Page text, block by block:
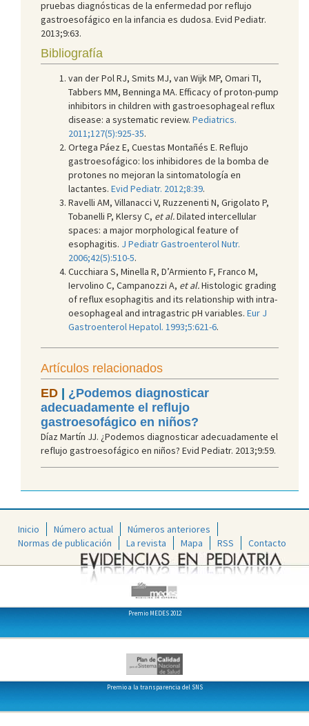
pruebas diagnósticas de la enfermedad por reflujo
gastroesofágico en la infancia es dudosa. Evid Pediatr.
2013;9:63.
Bibliografía
van der Pol RJ, Smits MJ, van Wijk MP, Omari TI,
Tabbers MM, Benninga MA. Efficacy of proton-pump
inhibitors in children with gastroesophageal reflux
disease: a systematic review. Pediatrics.
2011;127(5):925-35.
Ortega Páez E, Cuestas Montañés E. Reflujo
gastroesofágico: los inhibidores de la bomba de
protones no mejoran la sintomatología en
lactantes. Evid Pediatr. 2012;8:39.
Ravelli AM, Villanacci V, Ruzzenenti N, Grigolato P,
Tobanelli P, Klersy C, et al.Dilated intercellular
spaces: a major morphological feature of
esophagitis. J Pediatr Gastroenterol Nutr.
2006;42(5):510-5.
Cucchiara S, Minella R, D’Armiento F, Franco M,
Iervolino C, Campanozzi A, et al.Histologic grading
of reflux esophagitis and its relationship with intra-
oesophageal and intragastric pH variables. Eur J
Gastroenterol Hepatol. 1993;5:621-6.
Artículos relacionados
ED | ¿Podemos diagnosticar
adecuadamente el reflujo
gastroesofágico en niños?
Díaz Martín JJ. ¿Podemos diagnosticar adecuadamente el
reflujo gastroesofágico en niños? Evid Pediatr. 2013;9:59.
Inicio Número actual
Números anteriores
Normas de publicación
La revista Mapa RSS Contacto
Premio MEDES 2012
Premio a la transparencia del SNS